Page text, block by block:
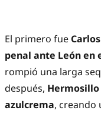
El primero fue
penal ante León en
rompió una larga
después,
azulcrema, creando